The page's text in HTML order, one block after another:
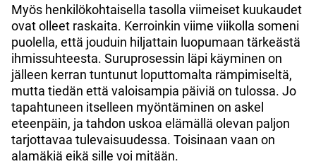
Myös henkilökohtaisella tasolla viimeiset kuukaudet
ovat olleet raskaita. Kerroinkin viime viikolla someni
puolella, että jouduin hiljattain luopumaan tärkeästä
ihmissuhteesta. Suruprosessin läpi käyminen on
jälleen kerran tuntunut loputtomalta rämpimiseltä,
mutta tiedän että valoisampia päiviä on tulossa. Jo
tapahtuneen itselleen myöntäminen on askel
eteenpäin, ja tahdon uskoa elämällä olevan paljon
tarjottavaa tulevaisuudessa. Toisinaan vaan on
alamäkiä eikä sille voi mitään.